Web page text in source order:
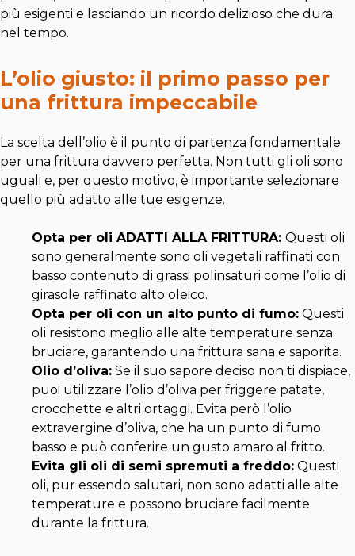
più esigenti e lasciando un ricordo delizioso che dura
nel tempo.
L’olio giusto: il primo passo per
una frittura impeccabile
La scelta dell’olio è il punto di partenza fondamentale
per una frittura davvero perfetta. Non tutti gli oli sono
uguali e, per questo motivo, è importante selezionare
quello più adatto alle tue esigenze.
Opta per oli ADATTI ALLA FRITTURA: Questi oli
sono generalmente sono oli vegetali raffinati con
basso contenuto di grassi polinsaturi come l’olio di
girasole raffinato alto oleico.
Opta per oli con un alto punto di fumo: Questi
oli resistono meglio alle alte temperature senza
bruciare, garantendo una frittura sana e saporita.
Olio d’oliva: Se il suo sapore deciso non ti dispiace,
puoi utilizzare l’olio d’oliva per friggere patate,
crocchette e altri ortaggi. Evita però l’olio
extravergine d’oliva, che ha un punto di fumo
basso e può conferire un gusto amaro al fritto.
Evita gli oli di semi spremuti a freddo: Questi
oli, pur essendo salutari, non sono adatti alle alte
temperature e possono bruciare facilmente
durante la frittura.